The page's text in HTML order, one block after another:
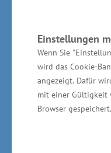
Einstellungen
Wenn Sie
wird das Cookie-
angezeigt. Dafür
mit einer Gültigkeit
Browser gespeichert.
Förderung von
Investitionen in
Wenn
analysieren,
Pilotprojekten